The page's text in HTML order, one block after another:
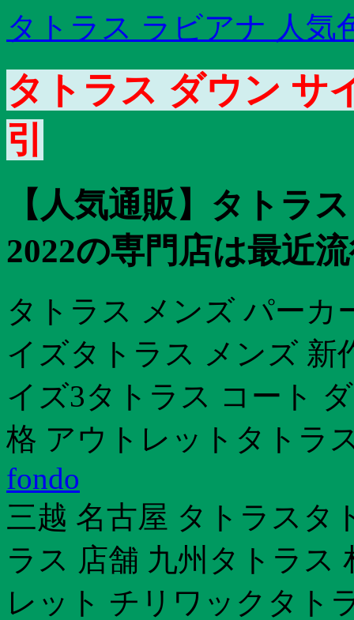
タトラス ラビアナ 人気
タトラス ダウン サ
引
【人気通販】タトラ
2022の専門店は最近
タトラス メンズ パーカ
イズタトラス メンズ 新
イズ3タトラス コート
格 アウトレットタトラ
fondo
三越 名古屋 タトラスタ
ラス 店舗 九州タトラス
レット チリワックタト